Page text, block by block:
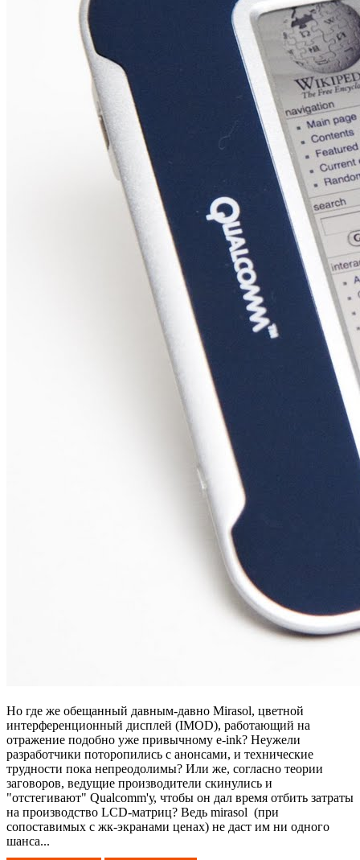
Но где же обещанный давным-давно Mirasol, цветной
интерференционный дисплей (IMOD), работающий на
отражение подобно уже привычному e-ink? Неужели
разработчики поторопились с анонсами, и технические
трудности пока непреодолимы? Или же, согласно теории
заговоров, ведущие производители скинулись и
"отстегивают" Qualcomm'у, чтобы он дал время отбить затраты
на производство LCD-матриц? Ведь mirasol (при
сопоставимых с жк-экранами ценах) не даст им ни одного
шанса...